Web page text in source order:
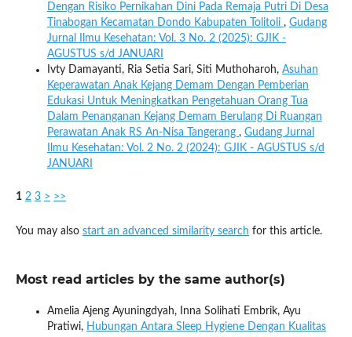
Dengan Risiko Pernikahan Dini Pada Remaja Putri Di Desa
Tinabogan Kecamatan Dondo Kabupaten Tolitoli , Gudang
Jurnal Ilmu Kesehatan: Vol. 3 No. 2 (2025): GJIK -
AGUSTUS s/d JANUARI
Ivty Damayanti, Ria Setia Sari, Siti Muthoharoh, Asuhan
Keperawatan Anak Kejang Demam Dengan Pemberian
Edukasi Untuk Meningkatkan Pengetahuan Orang Tua
Dalam Penanganan Kejang Demam Berulang Di Ruangan
Perawatan Anak RS An-Nisa Tangerang , Gudang Jurnal
Ilmu Kesehatan: Vol. 2 No. 2 (2024): GJIK - AGUSTUS s/d
JANUARI
1 2 3 > >>
You may also start an advanced similarity search for this article.
Most read articles by the same author(s)
Amelia Ajeng Ayuningdyah, Inna Solihati Embrik, Ayu
Pratiwi, Hubungan Antara Sleep Hygiene Dengan Kualitas